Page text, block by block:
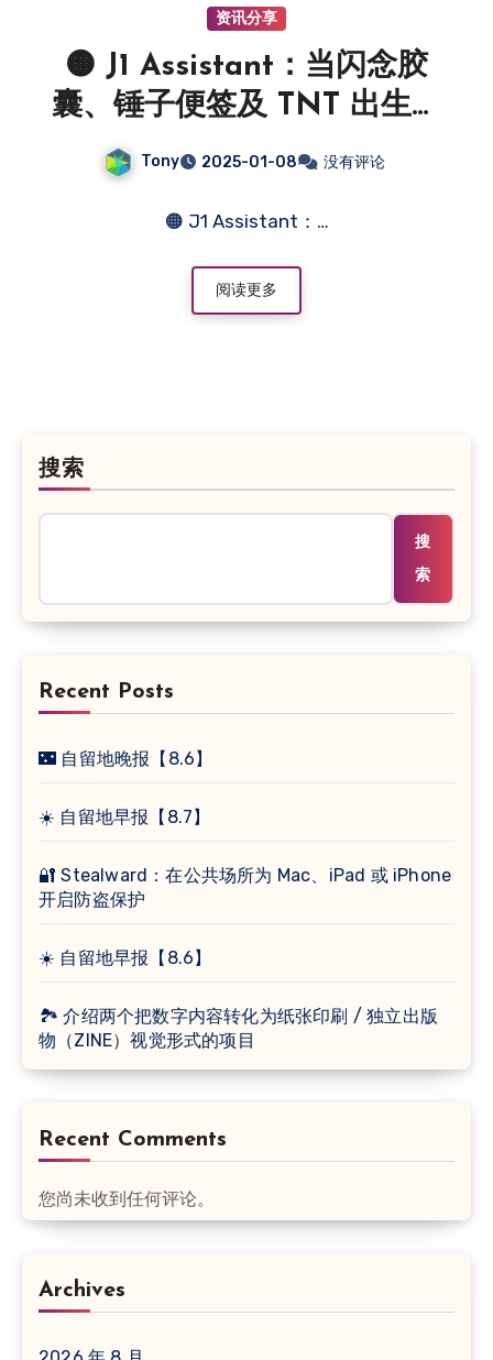
资讯分享
🟠 J1 Assistant：当闪念胶
囊、锤子便签及 TNT 出生在
Tony 2025-01-08 没有评论
🟠 J1 Assistant：…
阅读更多
搜索
搜
索
Recent Posts
🌃 自留地晚报【8.6】
☀️ 自留地早报【8.7】
🔐 Stealward：在公共场所为 Mac、iPad 或 iPhone
开启防盗保护
☀️ 自留地早报【8.6】
🏞 介绍两个把数字内容转化为纸张印刷 / 独立出版
物（ZINE）视觉形式的项目
Recent Comments
您尚未收到任何评论。
Archives